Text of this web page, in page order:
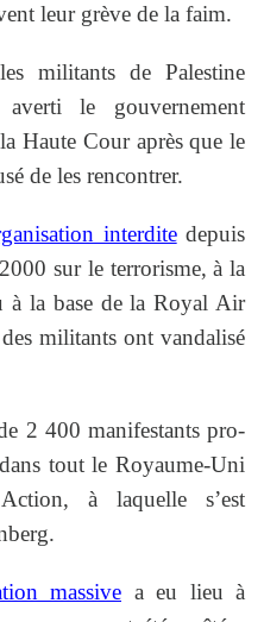
leur grève de la faim.
militants de Palestine
le gouvernement
Haute Cour après que le
de les rencontrer.
interditedepuis
sur le terrorisme, à la
à la base de la Royal Air
militants ont vandalisé
2 400 manifestants pro-
tout le Royaume-Uni
à laquelle s’est
massive a eu lieu à